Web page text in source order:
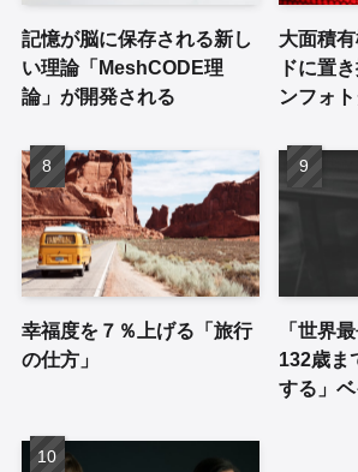
記憶が脳に保存される新し
い理論「MeshCODE理
論」が開発される
大面積
ドに置
ンフォ
幸福度を７％上げる「旅行
の仕方」
「世界
132歳ま
する」